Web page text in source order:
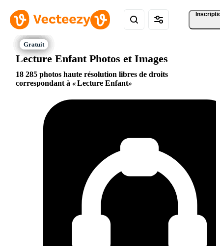
Lecture Enfant Photos et Images
18 285 photos haute résolution libres de droits
correspondant à
Lecture Enfant